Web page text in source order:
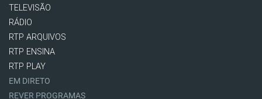
TELEVISÃO
RÁDIO
RTP ARQUIVOS
RTP ENSINA
RTP PLAY
EM DIRETO
REVER PROGRAMAS